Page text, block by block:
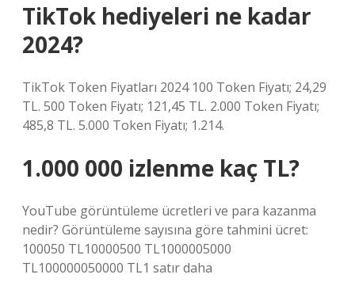
TikTok hediyeleri ne kadar
2024?
TikTok Token Fiyatları 2024 100 Token Fiyatı; 24,29
TL. 500 Token Fiyatı; 121,45 TL. 2.000 Token Fiyatı;
485,8 TL. 5.000 Token Fiyatı; 1.214.
1.000 000 izlenme kaç TL?
YouTube görüntüleme ücretleri ve para kazanma
nedir? Görüntüleme sayısına göre tahmini ücret:
100050 TL10000500 TL1000005000
TL100000050000 TL1 satır daha